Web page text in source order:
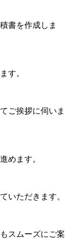
書を作成しま
す。
ご挨拶に伺いま
めます。
いただきます。
スムーズにご案